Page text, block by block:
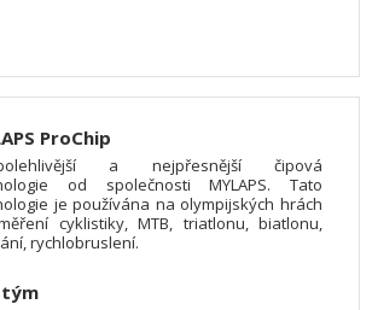
ProChip
a nejpřesnější čipová
od společnosti MYLAPS. Tato
je používána na olympijských hrách
cyklistiky, MTB, triatlonu, biatlonu,
rychlobruslení.
tým